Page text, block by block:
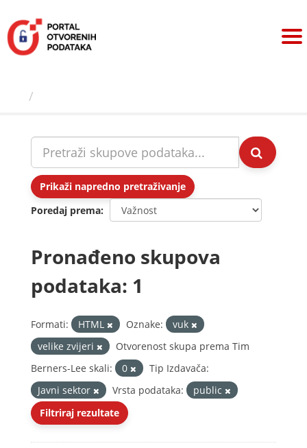
sadržaj
Prikaži napredno pretraživanje
Poredaj prema
Pronađeno skupova
podataka: 1
Formati: HTML Oznake:
vuk
velike zvijeri
Otvorenost skupa prema Tim
Berners-Lee skali:
0
Tip Izdavača:
Javni sektor
Vrsta podataka:
public
Filtriraj rezultate